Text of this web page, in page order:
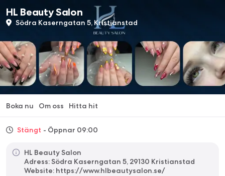
HL Beauty Salon
Södra Kaserngatan 5, Kristianstad
Boka nu Om oss Hitta hit
Stängt - Öppnar 09:00
HL Beauty Salon
Adress: Södra Kaserngatan 5, 29130 Kristianstad
Website: https://www.hlbeautysalon.se/